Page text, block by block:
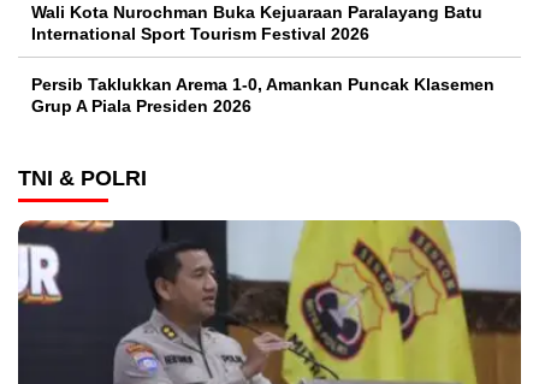
Wali Kota Nurochman Buka Kejuaraan Paralayang Batu
International Sport Tourism Festival 2026
Persib Taklukkan Arema 1-0, Amankan Puncak Klasemen
Grup A Piala Presiden 2026
TNI & POLRI